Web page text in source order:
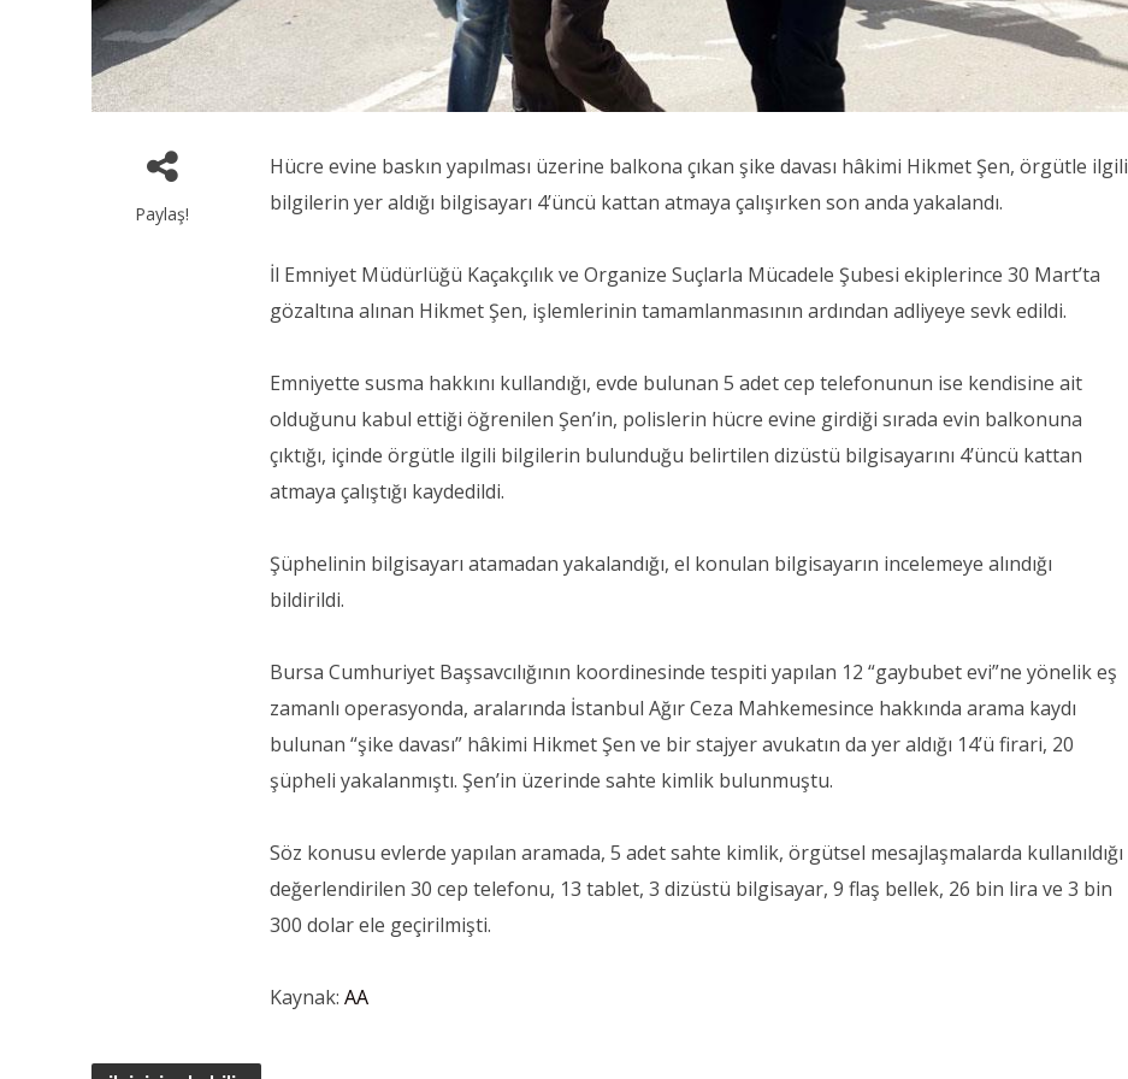
Paylaş!
Hücre evine baskın yapılması üzerine balkona çıkan şike davası hâkimi Hikmet Şen, örgütle ilgili
bilgilerin yer aldığı bilgisayarı 4’üncü kattan atmaya çalışırken son anda yakalandı.
İl Emniyet Müdürlüğü Kaçakçılık ve Organize Suçlarla Mücadele Şubesi ekiplerince 30 Mart’ta
gözaltına alınan Hikmet Şen, işlemlerinin tamamlanmasının ardından adliyeye sevk edildi.
Emniyette susma hakkını kullandığı, evde bulunan 5 adet cep telefonunun ise kendisine ait
olduğunu kabul ettiği öğrenilen Şen’in, polislerin hücre evine girdiği sırada evin balkonuna
çıktığı, içinde örgütle ilgili bilgilerin bulunduğu belirtilen dizüstü bilgisayarını 4’üncü kattan
atmaya çalıştığı kaydedildi.
Şüphelinin bilgisayarı atamadan yakalandığı, el konulan bilgisayarın incelemeye alındığı
bildirildi.
Bursa Cumhuriyet Başsavcılığının koordinesinde tespiti yapılan 12 “gaybubet evi”ne yönelik eş
zamanlı operasyonda, aralarında İstanbul Ağır Ceza Mahkemesince hakkında arama kaydı
bulunan “şike davası” hâkimi Hikmet Şen ve bir stajyer avukatın da yer aldığı 14’ü firari, 20
şüpheli yakalanmıştı. Şen’in üzerinde sahte kimlik bulunmuştu.
Söz konusu evlerde yapılan aramada, 5 adet sahte kimlik, örgütsel mesajlaşmalarda kullanıldığı
değerlendirilen 30 cep telefonu, 13 tablet, 3 dizüstü bilgisayar, 9 flaş bellek, 26 bin lira ve 3 bin
300 dolar ele geçirilmişti.
Kaynak:AA